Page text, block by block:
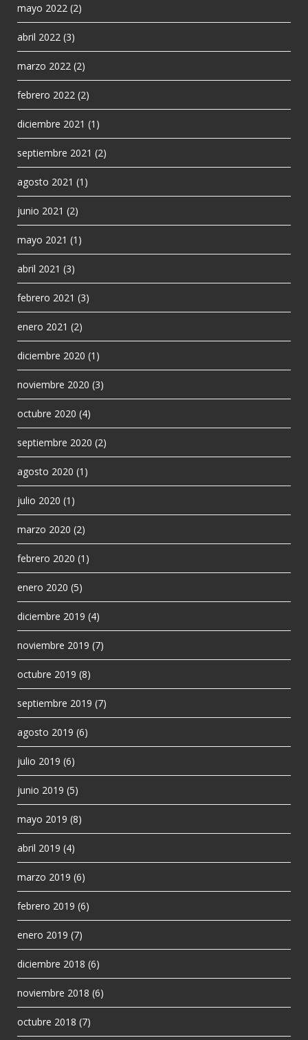
mayo 2022 (2)
abril 2022 (3)
marzo 2022 (2)
febrero 2022 (2)
diciembre 2021 (1)
septiembre 2021 (2)
agosto 2021 (1)
junio 2021 (2)
mayo 2021 (1)
abril 2021 (3)
febrero 2021 (3)
enero 2021 (2)
diciembre 2020 (1)
noviembre 2020 (3)
octubre 2020 (4)
septiembre 2020 (2)
agosto 2020 (1)
julio 2020 (1)
marzo 2020 (2)
febrero 2020 (1)
enero 2020 (5)
diciembre 2019 (4)
noviembre 2019 (7)
octubre 2019 (8)
septiembre 2019 (7)
agosto 2019 (6)
julio 2019 (6)
junio 2019 (5)
mayo 2019 (8)
abril 2019 (4)
marzo 2019 (6)
febrero 2019 (6)
enero 2019 (7)
diciembre 2018 (6)
noviembre 2018 (6)
octubre 2018 (7)